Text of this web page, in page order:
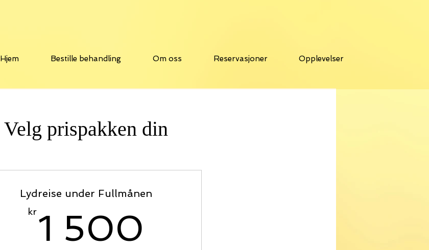
Hjem Bestille behandling Om oss Reservasjoner Opplevelser
Velg prispakken din
Lydreise under Fullmånen
kr1 500